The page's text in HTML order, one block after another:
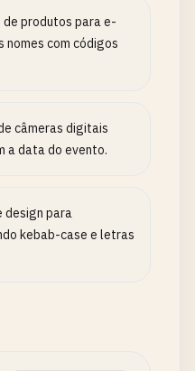
produtos para e-
nomes com códigos
câmeras digitais
a data do evento.
design para
kebab-case e letras